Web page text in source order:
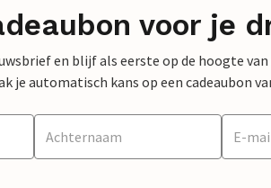
voor je
en blijf als eerste op de hoogte
je automatisch kans op een cadeaubon